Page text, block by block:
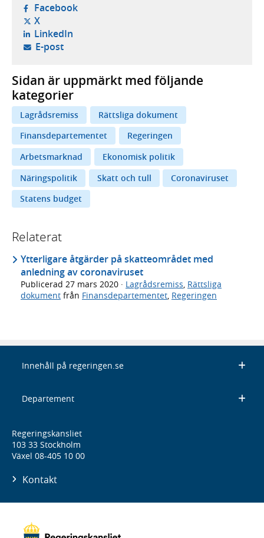
Facebook- öppnas i ny flik, extern webbplats,
X- öppnas i ny flik, extern webbplats,
LinkedIn- öppnas i ny flik, extern webbplats,
E-post- öppnar din e-postklient,
Sidan är uppmärkt med följande
kategorier
Lagrådsremiss
Rättsliga dokument
Finansdepartementet
Regeringen
Arbetsmarknad
Ekonomisk politik
Näringspolitik
Skatt och tull
Coronaviruset
Statens budget
Relaterat
Ytterligare åtgärder på skatteområdet med
anledning av coronaviruset
Publicerad 27 mars 2020 · Lagrådsremiss, Rättsliga
dokument från Finansdepartementet, Regeringen
Innehåll på regeringen.se
Departement
Regeringskansliet
103 33 Stockholm
Växel 08-405 10 00
Kontakt